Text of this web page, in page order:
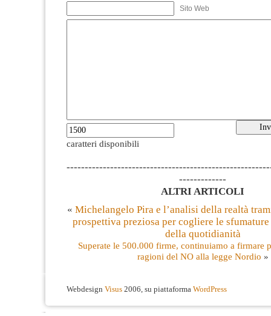
Sito Web
caratteri disponibili
-------------
ALTRI ARTICOLI
« Michelangelo Pira e l’analisi della realtà
prospettiva preziosa per cogliere le
della quotidianità
Superate le 500.000 firme, continuiamo a firmare
ragioni del NO alla legge Nordio »
Webdesign Visus 2006, su piattaforma WordPress